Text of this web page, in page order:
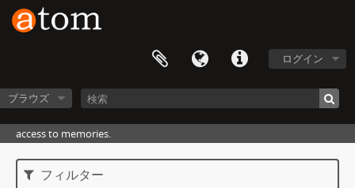
ログイン
ブラウズ
access to memories.
フィルター